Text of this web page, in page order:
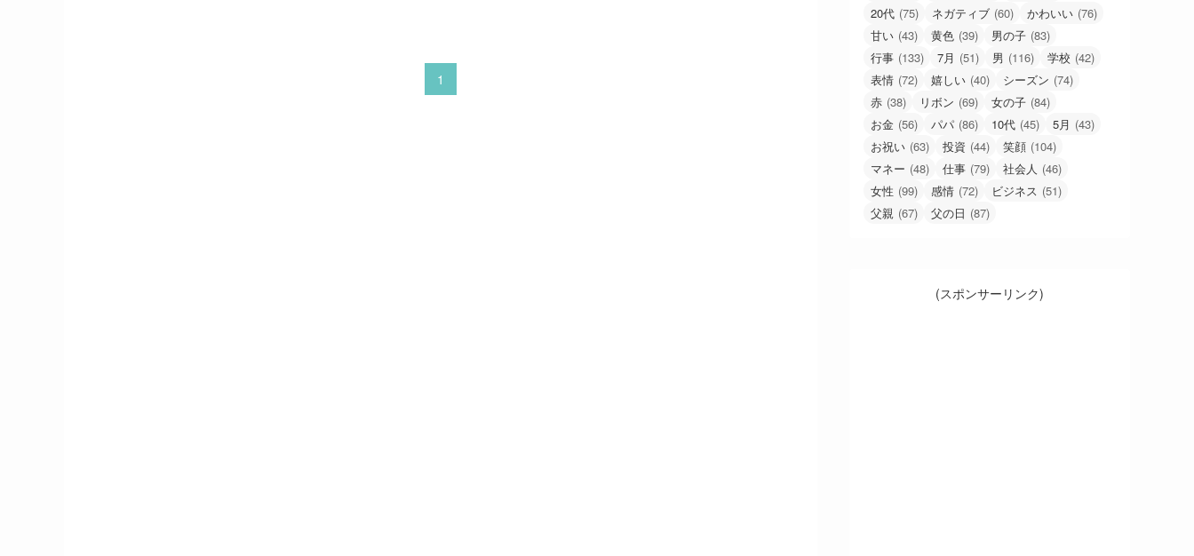
1
20代 (75) ネガティブ (60) かわいい (76)
甘い (43) 黄色 (39) 男の子 (83)
行事 (133) 7月 (51) 男 (116) 学校 (42)
表情 (72) 嬉しい (40) シーズン (74)
赤 (38) リボン (69) 女の子 (84)
お金 (56) パパ (86) 10代 (45) 5月 (43)
お祝い (63) 投資 (44) 笑顔 (104)
マネー (48) 仕事 (79) 社会人 (46)
女性 (99) 感情 (72) ビジネス (51)
父親 (67) 父の日 (87)
(スポンサーリンク)